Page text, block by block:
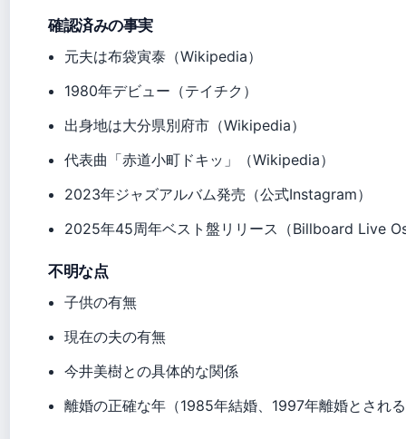
確認済みの事実
元夫は布袋寅泰（Wikipedia）
1980年デビュー（テイチク）
出身地は大分県別府市（Wikipedia）
代表曲「赤道小町ドキッ」（Wikipedia）
2023年ジャズアルバム発売（公式Instagram）
2025年45周年ベスト盤リリース（Billboard Live
不明な点
子供の有無
現在の夫の有無
今井美樹との具体的な関係
離婚の正確な年（1985年結婚、1997年離婚とされ